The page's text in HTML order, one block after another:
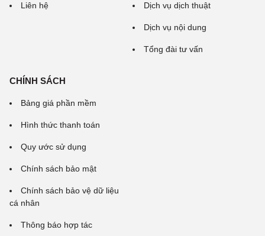
Liên hệ Dịch vụ dịch thuật
Dịch vụ nội dung
Tổng đài tư vấn
CHÍNH SÁCH
Bảng giá phần mềm
Hình thức thanh toán
Quy ước sử dụng
Chính sách bảo mật
Chính sách bảo vệ dữ liệu
cá nhân
Thông báo hợp tác